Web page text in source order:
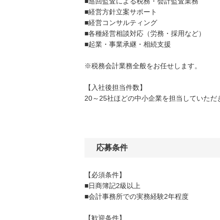
■経営方針立案サポート
■経営コンサルティング
■各種経営相談対応（労務・採用など）
■起業・事業承継・相続支援
※税務会計業務全般をお任せします。
【入社後担当件数】
20～25社ほどの中小企業を担当していただ
応募条件
【必須条件】
■日商簿記2級以上
■会計事務所での実務経験2年程度
【歓迎条件】